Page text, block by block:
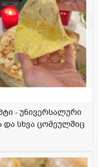
- უნივერსალური
სხვა ცომეულშიც